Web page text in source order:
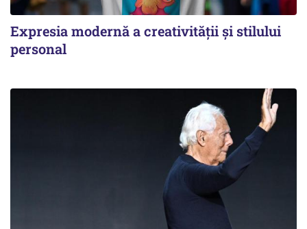
Expresia modernă a creativității și stilului
personal